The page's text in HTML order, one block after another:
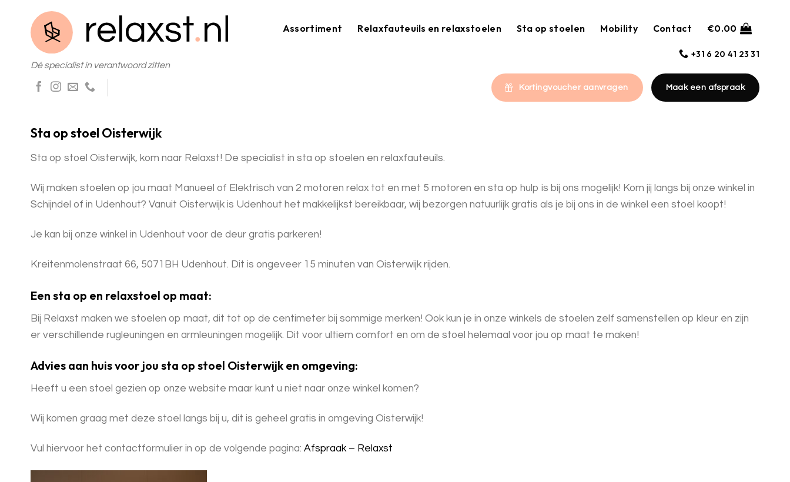
content
Dé specialist in verantwoord zitten
Assortiment Relaxfauteuils en relaxstoelen Sta op stoelen Mobility Contact €0.00
+31 6 20 41 23 31
Kortingvoucher aanvragen Maak een afspraak
Sta op stoel Oisterwijk
Sta op stoel Oisterwijk, kom naar Relaxst! De specialist in sta op stoelen en relaxfauteuils.
Wij maken stoelen op jou maat Manueel of Elektrisch van 2 motoren relax tot en met 5 motoren en sta op hulp is bij ons mogelijk! Kom jij langs bij onze winkel in
Schijndel of in Udenhout? Vanuit Oisterwijk is Udenhout het makkelijkst bereikbaar, wij bezorgen natuurlijk gratis als je bij ons in de winkel een stoel koopt!
Je kan bij onze winkel in Udenhout voor de deur gratis parkeren!
Kreitenmolenstraat 66, 5071BH Udenhout. Dit is ongeveer 15 minuten van Oisterwijk rijden.
Een sta op en relaxstoel op maat:
Bij Relaxst maken we stoelen op maat, dit tot op de centimeter bij sommige merken! Ook kun je in onze winkels de stoelen zelf samenstellen op kleur en zijn
er verschillende rugleuningen en armleuningen mogelijk. Dit voor ultiem comfort en om de stoel helemaal voor jou op maat te maken!
Advies aan huis voor jou sta op stoel Oisterwijk en omgeving:
Heeft u een stoel gezien op onze website maar kunt u niet naar onze winkel komen?
Wij komen graag met deze stoel langs bij u, dit is geheel gratis in omgeving Oisterwijk!
Vul hiervoor het contactformulier in op de volgende pagina: Afspraak – Relaxst